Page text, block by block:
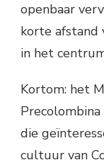
openbaar
korte afstand
in het
Kortom: het
die
cultuur van